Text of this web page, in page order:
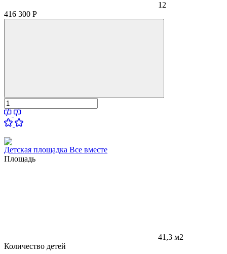
12
416 300 Р
Детская площадка Все вместе
Площадь
41,3 м2
Количество детей